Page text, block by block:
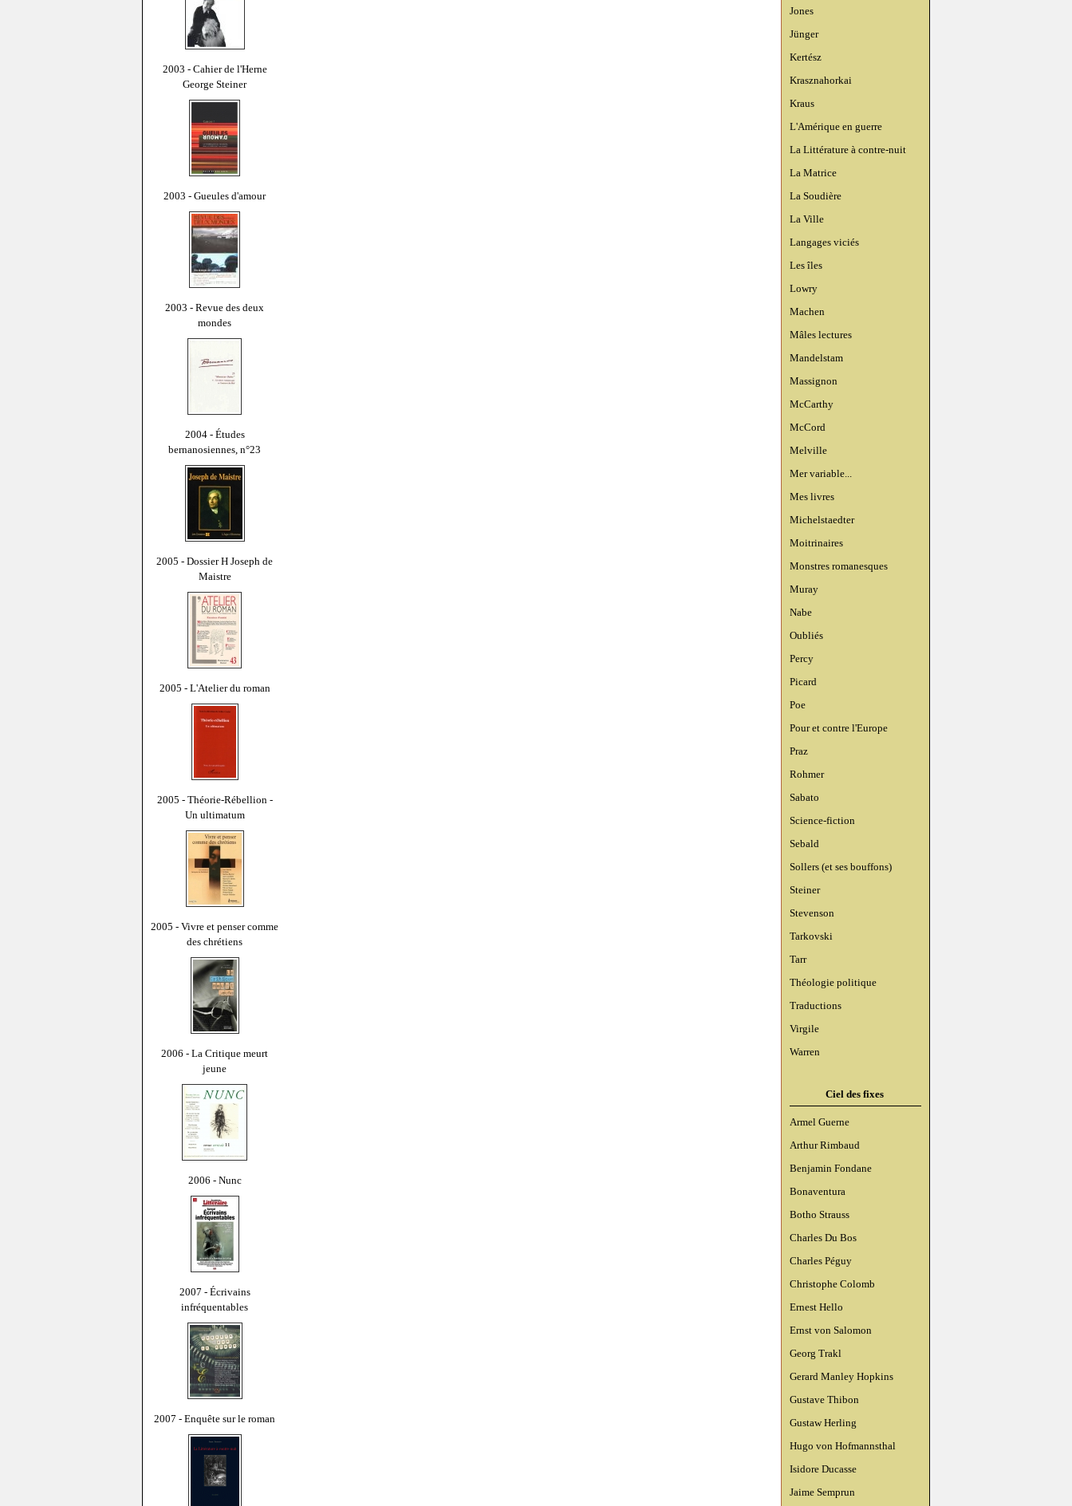
2003 - Cahier de l'Herne
George Steiner
2003 - Gueules d'amour
2003 - Revue des deux
mondes
2004 - Études
bernanosiennes, n°23
2005 - Dossier H Joseph de
Maistre
2005 - L'Atelier du roman
2005 - Théorie-Rébellion -
Un ultimatum
2005 - Vivre et penser comme
des chrétiens
2006 - La Critique meurt
jeune
2006 - Nunc
2007 - Écrivains
infréquentables
2007 - Enquête sur le roman
Jones
Jünger
Kertész
Krasznahorkai
Kraus
L'Amérique en guerre
La Littérature à contre-nuit
La Matrice
La Soudière
La Ville
Langages viciés
Les îles
Lowry
Machen
Mâles lectures
Mandelstam
Massignon
McCarthy
McCord
Melville
Mer variable...
Mes livres
Michelstaedter
Moitrinaires
Monstres romanesques
Muray
Nabe
Oubliés
Percy
Picard
Poe
Pour et contre l'Europe
Praz
Rohmer
Sabato
Science-fiction
Sebald
Sollers (et ses bouffons)
Steiner
Stevenson
Tarkovski
Tarr
Théologie politique
Traductions
Virgile
Warren
Ciel des fixes
Armel Guerne
Arthur Rimbaud
Benjamin Fondane
Bonaventura
Botho Strauss
Charles Du Bos
Charles Péguy
Christophe Colomb
Ernest Hello
Ernst von Salomon
Georg Trakl
Gerard Manley Hopkins
Gustave Thibon
Gustaw Herling
Hugo von Hofmannsthal
Isidore Ducasse
Jaime Semprun